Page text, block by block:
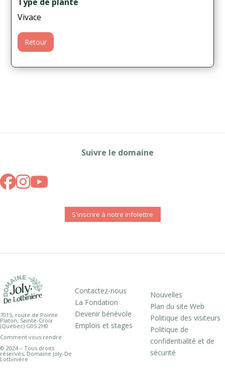
Vivace
Retour
Suivre le domaine
S'inscrire à notre infolettre
7015, route de Pointe
Platon, Sainte-Croix
(Québec) G0S 2H0
Comment vous rendre
© 2024 – Tous droits
réservés, Domaine Joly-De
Lotbinière
Contactez-nous
La Fondation
Devenir bénévole
Emplois et stages
Nouvelles
Plan du site Web
Politique des visiteurs
Politique de
confidentialité et de
sécurité